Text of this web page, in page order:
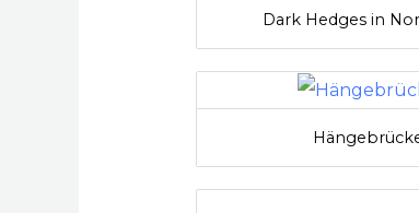
Dark Hedges in